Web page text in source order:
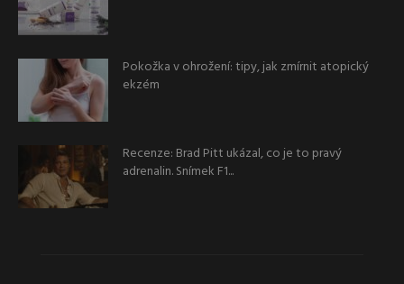
Pokožka v ohrožení: tipy, jak zmírnit atopický
ekzém
Recenze: Brad Pitt ukázal, co je to pravý
adrenalin. Snímek F1...